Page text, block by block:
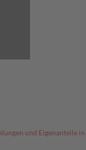
und Eigenanteile in